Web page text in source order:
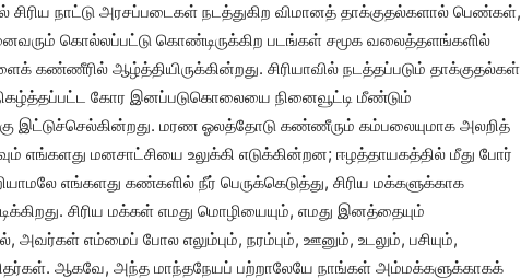
சிரிய நாட்டு அரசப்படைகள் நடத்துகிற விமானத் தாக்குதல்களால் பெண்கள்,
கொல்லப்பட்டு கொண்டிருக்கிற படங்கள் சமூக வலைத்தளங்களில்
கண்ணீரில் ஆழ்த்தியிருக்கின்றது. சிரியாவில் நடத்தப்படும் தாக்குதல்கள்
கோர இனப்படுகொலையை நினைவூட்டி மீண்டும்
இட்டுச்செல்கின்றது. மரண ஓலத்தோடு கண்ணீரும் கம்பலையுமாக அலறித்
எங்களது மனசாட்சியை உலுக்கி எடுக்கின்றன; ஈழத்தாயகத்தில் மீது போர்
எங்களது கண்களில் நீர் பெருக்கெடுத்து, சிரிய மக்களுக்காக
சிரிய மக்கள் எமது மொழியையும், எமது இனத்தையும்
எம்மைப் போல எலும்பும், நரம்பும், ஊனும், உடலும், பசியும்,
ஆகவே, அந்த மாந்தநேயப் பற்றாலேயே நாங்கள் அம்மக்களுக்காகக்